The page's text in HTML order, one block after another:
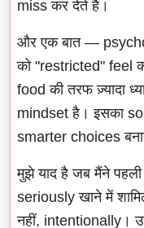
miss कर देते हैं।
और एक बात —
को "restricted" feel
food की तरफ ज़्यादा
mindset है। इसका
smarter choices
मुझे याद है जब मैंने
seriously खाने में
नहीं, intentionally।